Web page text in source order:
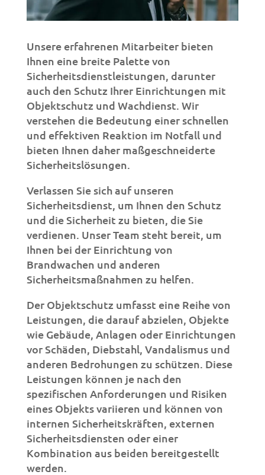
Unsere erfahrenen Mitarbeiter bieten
Ihnen eine breite Palette von
Sicherheitsdienstleistungen, darunter
auch den Schutz Ihrer Einrichtungen mit
Objektschutz und Wachdienst. Wir
verstehen die Bedeutung einer schnellen
und effektiven Reaktion im Notfall und
bieten Ihnen daher maßgeschneiderte
Sicherheitslösungen.
Verlassen Sie sich auf unseren
Sicherheitsdienst, um Ihnen den Schutz
und die Sicherheit zu bieten, die Sie
verdienen. Unser Team steht bereit, um
Ihnen bei der Einrichtung von
Brandwachen und anderen
Sicherheitsmaßnahmen zu helfen.
Der Objektschutz umfasst eine Reihe von
Leistungen, die darauf abzielen, Objekte
wie Gebäude, Anlagen oder Einrichtungen
vor Schäden, Diebstahl, Vandalismus und
anderen Bedrohungen zu schützen. Diese
Leistungen können je nach den
spezifischen Anforderungen und Risiken
eines Objekts variieren und können von
internen Sicherheitskräften, externen
Sicherheitsdiensten oder einer
Kombination aus beiden bereitgestellt
werden.